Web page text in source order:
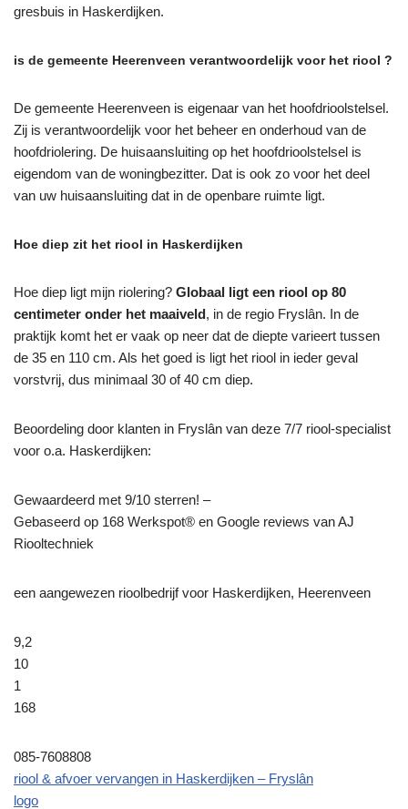
gresbuis in Haskerdijken.
is de gemeente Heerenveen verantwoordelijk voor het riool ?
De gemeente Heerenveen is eigenaar van het hoofdrioolstelsel.
Zij is verantwoordelijk voor het beheer en onderhoud van de
hoofdriolering. De huisaansluiting op het hoofdrioolstelsel is
eigendom van de woningbezitter. Dat is ook zo voor het deel
van uw huisaansluiting dat in de openbare ruimte ligt.
Hoe diep zit het riool in Haskerdijken
Hoe diep ligt mijn riolering? Globaal ligt een riool op 80
centimeter onder het maaiveld, in de regio Fryslân. In de
praktijk komt het er vaak op neer dat de diepte varieert tussen
de 35 en 110 cm. Als het goed is ligt het riool in ieder geval
vorstvrij, dus minimaal 30 of 40 cm diep.
Beoordeling door klanten in Fryslân van deze 7/7 riool-specialist
voor o.a. Haskerdijken:
Gewaardeerd met 9/10 sterren! –
Gebaseerd op 168 Werkspot® en Google reviews van AJ
Riooltechniek
een aangewezen rioolbedrijf voor Haskerdijken, Heerenveen
9,2
10
1
168
085-7608808
riool & afvoer vervangen in Haskerdijken – Fryslân
logo